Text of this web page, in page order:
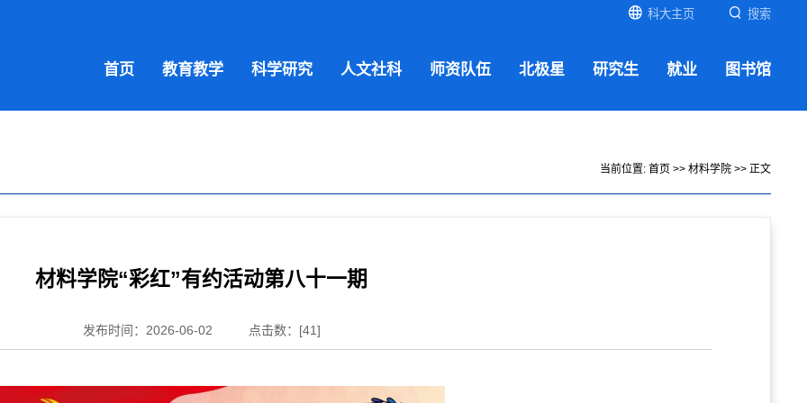
科大主页 搜索
首页 教育教学 科学研究 人文社科 师资队伍 北极星 研究生 就业 图书馆
当前位置: 首页 >> 材料学院>> 正文
材料学院“彩红”有约活动第八十一期
发布时间：2026-06-02 点击数：[41]